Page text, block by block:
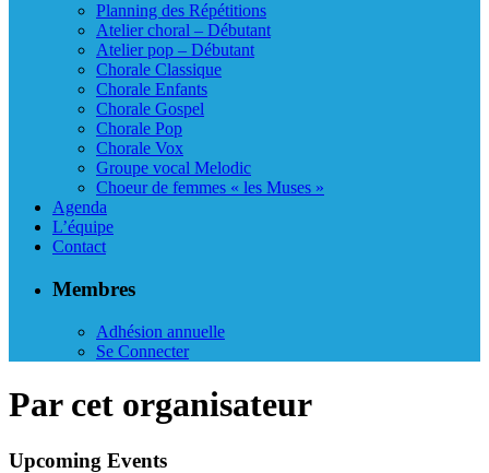
Planning des Répétitions
Atelier choral – Débutant
Atelier pop – Débutant
Chorale Classique
Chorale Enfants
Chorale Gospel
Chorale Pop
Chorale Vox
Groupe vocal Melodic
Choeur de femmes « les Muses »
Agenda
L’équipe
Contact
Membres
Adhésion annuelle
Se Connecter
Par cet organisateur
Upcoming Events